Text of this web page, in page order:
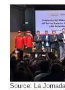
Source: La Jornada